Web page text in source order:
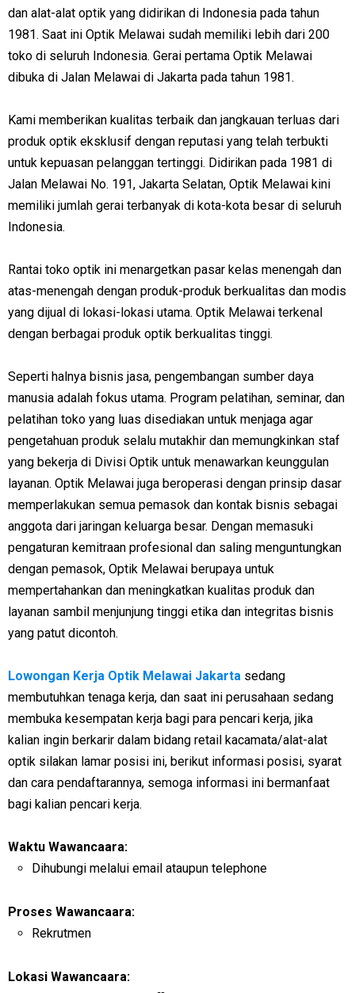
dan alat-alat optik yang didirikan di Indonesia pada tahun
1981. Saat ini Optik Melawai sudah memiliki lebih dari 200
toko di seluruh Indonesia. Gerai pertama Optik Melawai
dibuka di Jalan Melawai di Jakarta pada tahun 1981.
Kami memberikan kualitas terbaik dan jangkauan terluas dari
produk optik eksklusif dengan reputasi yang telah terbukti
untuk kepuasan pelanggan tertinggi. Didirikan pada 1981 di
Jalan Melawai No. 191, Jakarta Selatan, Optik Melawai kini
memiliki jumlah gerai terbanyak di kota-kota besar di seluruh
Indonesia.
Rantai toko optik ini menargetkan pasar kelas menengah dan
atas-menengah dengan produk-produk berkualitas dan modis
yang dijual di lokasi-lokasi utama. Optik Melawai terkenal
dengan berbagai produk optik berkualitas tinggi.
Seperti halnya bisnis jasa, pengembangan sumber daya
manusia adalah fokus utama. Program pelatihan, seminar, dan
pelatihan toko yang luas disediakan untuk menjaga agar
pengetahuan produk selalu mutakhir dan memungkinkan staf
yang bekerja di Divisi Optik untuk menawarkan keunggulan
layanan. Optik Melawai juga beroperasi dengan prinsip dasar
memperlakukan semua pemasok dan kontak bisnis sebagai
anggota dari jaringan keluarga besar. Dengan memasuki
pengaturan kemitraan profesional dan saling menguntungkan
dengan pemasok, Optik Melawai berupaya untuk
mempertahankan dan meningkatkan kualitas produk dan
layanan sambil menjunjung tinggi etika dan integritas bisnis
yang patut dicontoh.
Lowongan Kerja Optik Melawai Jakarta sedang
membutuhkan tenaga kerja, dan saat ini perusahaan sedang
membuka kesempatan kerja bagi para pencari kerja, jika
kalian ingin berkarir dalam bidang retail kacamata/alat-alat
optik silakan lamar posisi ini, berikut informasi posisi, syarat
dan cara pendaftarannya, semoga informasi ini bermanfaat
bagi kalian pencari kerja.
Waktu Wawancaara:
Dihubungi melalui email ataupun telephone
Proses Wawancaara:
Rekrutmen
Lokasi Wawancaara: